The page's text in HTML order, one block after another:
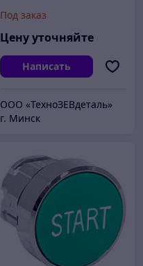
Под заказ
Цену уточняйте
Написать
ООО «ТехноЗЕВдеталь»
г. Минск